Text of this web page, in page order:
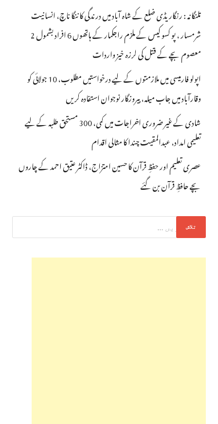
تلنگانہ : رنگاریڈی ضلع کے شاہ آباد میں درندگی کا ننگا ناچ، انسانیت
شرمسار ، پو کسو کیس کے ملزم راجکمار کے ہاتھوں 6 افراد بشمول 2
معصوم بچے کے قتل کی لرزہ خیز واردات
اپولو فارمیسی میں ملازمتوں کے لیے درخواستیں مطلوب، 10 جولائی کو
وقارآباد میں جاب میلہ، بیروزگار نوجوان استفادہ کریں
شادی کے غیر ضروری اخراجات میں کمی، 300 مستحق طلبہ کے لیے
تعلیمی امداد، عبدالمقیت چندا کا مثالی اقدام
عصری تعلیم اور حفظِ قرآن کا حسین امتزاج، ڈاکٹر عتیق احمد کے چاروں
بچے حافظِ قرآن بن گئے